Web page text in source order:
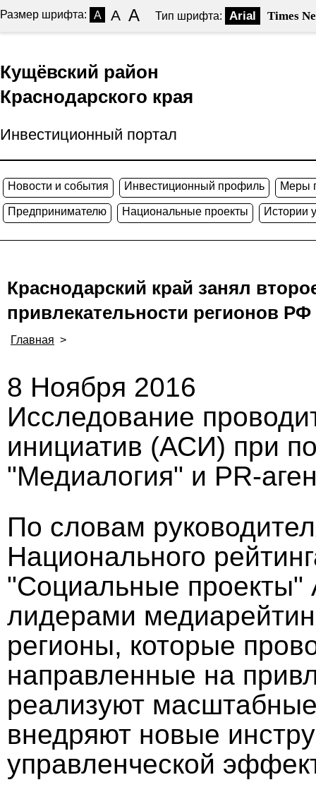
Размер шрифта: A A A Тип шрифта: Arial Times
Кущёвский район
Краснодарского края
Инвестиционный портал
Новости и события Инвестиционный профиль Меры
Предпринимателю Национальные проекты Истории
Краснодарский край занял
привлекательности регионов РФ
Главная >
8 Ноября 2016
Исследование
инициатив (АСИ) при
"Медиалогия" и PR-
По словам
Национального
"Социальные
лидерами
регионы, которые
направленные на
реализуют
внедряют новые
управленческой